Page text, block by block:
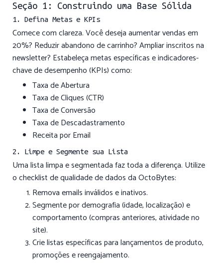
Seção 1: Construindo uma Base Sólida
1. Defina Metas e KPIs
Comece com clareza. Você deseja aumentar vendas em
20%? Reduzir abandono de carrinho? Ampliar inscritos na
newsletter? Estabeleça metas específicas e indicadores-
chave de desempenho (KPIs) como:
Taxa de Abertura
Taxa de Cliques (CTR)
Taxa de Conversão
Taxa de Descadastramento
Receita por Email
2. Limpe e Segmente sua Lista
Uma lista limpa e segmentada faz toda a diferença. Utilize
o checklist de qualidade de dados da OctoBytes:
Remova emails inválidos e inativos.
Segmente por demografia (idade, localização) e
comportamento (compras anteriores, atividade no
site).
Crie listas específicas para lançamentos de produto,
promoções e reengajamento.